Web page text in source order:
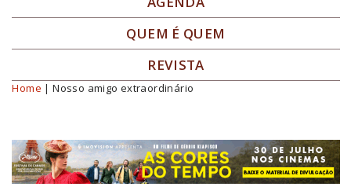
QUEM É QUEM
REVISTA
Você está aqui
Home | Nosso amigo extraordinário